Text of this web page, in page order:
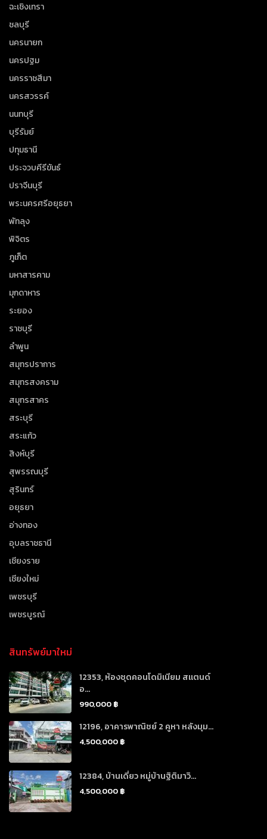
ฉะเชิงเทรา
ชลบุรี
นครนายก
นครปฐม
นครราชสีมา
นครสวรรค์
นนทบุรี
บุรีรัมย์
ปทุมธานี
ประจวบคีรีขันธ์
ปราจีนบุรี
พระนครศรีอยุธยา
พัทลุง
พิจิตร
ภูเก็ต
มหาสารคาม
มุกดาหาร
ระยอง
ราชบุรี
ลำพูน
สมุทรปราการ
สมุทรสงคราม
สมุทรสาคร
สระบุรี
สระแก้ว
สิงห์บุรี
สุพรรณบุรี
สุรินทร์
อยุธยา
อ่างทอง
อุบลราชธานี
เชียงราย
เชียงใหม่
เพชรบุรี
เพชรบูรณ์
สินทรัพย์มาใหม่
12353, ห้องชุดคอนโดมิเนียม สแตนด์
อ...
990,000 ฿
12196, อาคารพาณิชย์ 2 คูหา หลังมุม...
4,500,000 ฿
12384, บ้านเดี่ยว หมู่บ้านฐิติมาวิ...
4,500,000 ฿